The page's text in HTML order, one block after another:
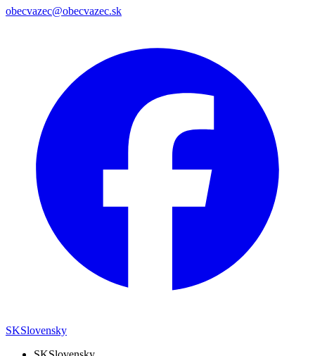
obecvazec@obecvazec.sk
SKSlovensky